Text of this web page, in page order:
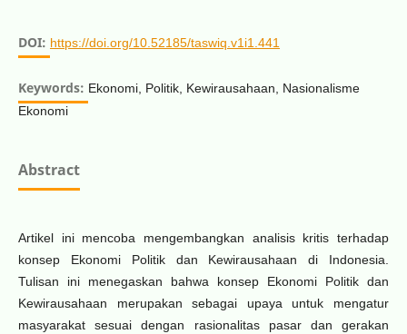
DOI: https://doi.org/10.52185/taswiq.v1i1.441
Keywords: Ekonomi, Politik, Kewirausahaan, Nasionalisme
Ekonomi
Abstract
Artikel ini mencoba mengembangkan analisis kritis terhadap
konsep Ekonomi Politik dan Kewirausahaan di Indonesia.
Tulisan ini menegaskan bahwa konsep Ekonomi Politik dan
Kewirausahaan merupakan sebagai upaya untuk mengatur
masyarakat sesuai dengan rasionalitas pasar dan gerakan